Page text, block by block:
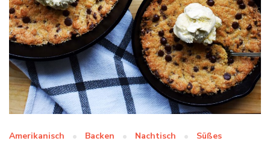
Amerikanisch Backen Nachtisch Süßes